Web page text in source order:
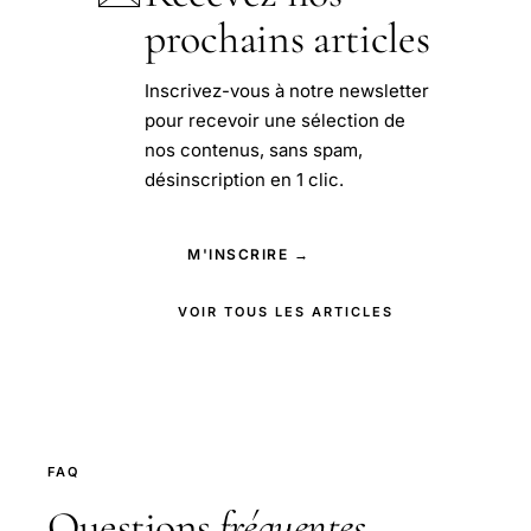
prochains articles
Inscrivez-vous à notre newsletter
pour recevoir une sélection de
nos contenus, sans spam,
désinscription en 1 clic.
M'INSCRIRE →
VOIR TOUS LES ARTICLES
FAQ